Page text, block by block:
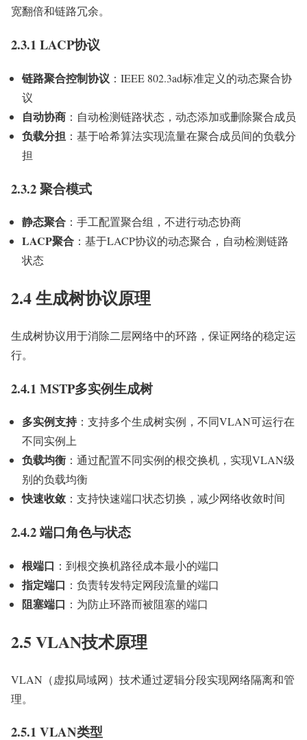
宽翻倍和链路冗余。
2.3.1 LACP协议
链路聚合控制协议 ：IEEE 802.3ad标准定义的动态聚合协
议
自动协商 ：自动检测链路状态，动态添加或删除聚合成员
负载分担 ：基于哈希算法实现流量在聚合成员间的负载分
担
2.3.2 聚合模式
静态聚合 ：手工配置聚合组，不进行动态协商
LACP聚合 ：基于LACP协议的动态聚合，自动检测链路
状态
2.4 生成树协议原理
生成树协议用于消除二层网络中的环路，保证网络的稳定运
行。
2.4.1 MSTP多实例生成树
多实例支持：支持多个生成树实例，不同VLAN可运行在
不同实例上
负载均衡 ：通过配置不同实例的根交换机，实现VLAN级
别的负载均衡
快速收敛 ：支持快速端口状态切换，减少网络收敛时间
2.4.2 端口角色与状态
根端口 ：到根交换机路径成本最小的端口
指定端口 ：负责转发特定网段流量的端口
阻塞端口 ：为防止环路而被阻塞的端口
2.5 VLAN技术原理
VLAN（虚拟局域网）技术通过逻辑分段实现网络隔离和管
理。
2.5.1 VLAN类型